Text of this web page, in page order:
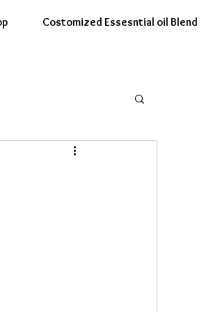
Costomized Essesntial oil Blend